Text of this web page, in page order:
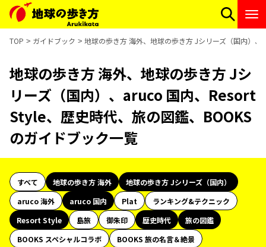
TOP ガイドブック 地球の歩き方 海外、地球の歩き方 Jシリーズ（国内）
地球の歩き方 海外、地球の歩き方 Jシ
リーズ（国内）、aruco 国内、Resort
Style、歴史時代、旅の図鑑、BOOKS
のガイドブック一覧
すべて 地球の歩き方 海外
地球の歩き方 Jシリーズ（国内）
aruco 海外
aruco 国内 Plat
ランキング&テクニック
Resort Style
島旅 御朱印 歴史時代
旅の図鑑
BOOKS スペシャルコラボ
BOOKS 旅の名言＆絶景